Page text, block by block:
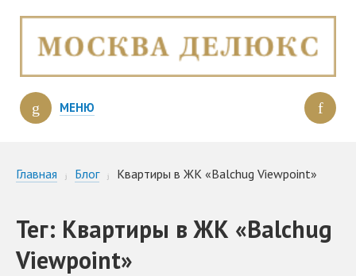
МЕНЮ
Главная Блог Квартиры в ЖК «Balchug Viewpoint»
Тег: Квартиры в ЖК «Balchug
Viewpoint»